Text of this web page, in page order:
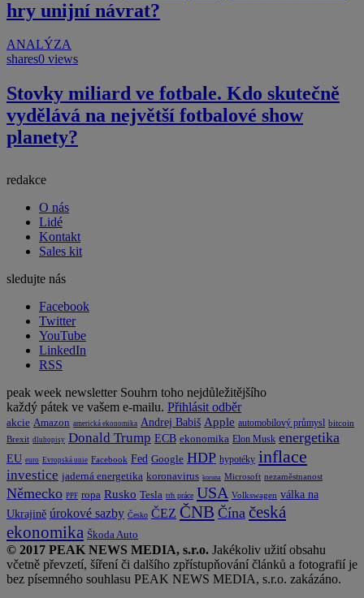
hry unijní návrat?
ANALÝZA
shares0 views
Stovky miliard ve fotbale. Kdo skutečně
vydělává na největší fotbalové show
planety?
redakce
O nás
Lidé
Kontakt
Sales kit
sledujte nás
Facebook
Twitter
YouTube
LinkedIn
RSS
peak week newsletter Souhrn toho nejdůležitějšího
každý pátek ve vašem e-mailu. Přihlásit odběr
akcie Amazon americká ekonomika Andrej Babiš Apple automobilový průmysl bitcoin
Brexit dluhopisy Donald Trump ECB ekonomika Elon Musk energetika
EU euro Evropská unie Facebook Fed Google HDP hypotéky inflace
investice jaderná energetika koronavirus koruna Microsoft nezaměstnanost
Německo PPF ropa Rusko Tesla trh práce USA Volkswagen válka na
Ukrajině úrokové sazby Česko ČEZ ČNB Čína česká
ekonomika Škoda Auto
© 2017 PEAK NEWS MEDIA, s.r.o. Jakékoliv užití obsahu
včetně převzetí, šíření či dalšího zpřístupňování článků a fotografií je
bez písemného souhlasu PEAK NEWS MEDIA, s.r.o. zakázáno.